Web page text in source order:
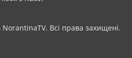
Всі права захищені.